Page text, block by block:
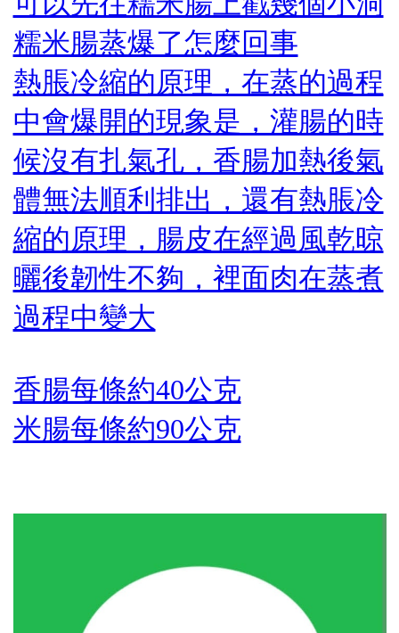
糯米腸蒸爆了怎麼回事
熱脹冷縮的原理，在蒸的過程
中會爆開的現象是，灌腸的時
候沒有扎氣孔，香腸加熱後氣
體無法順利排出，還有熱脹冷
縮的原理，腸皮在經過風乾晾
曬後韌性不夠，裡面肉在蒸煮
過程中變大
香腸每條約40公克
米腸每條約90公克